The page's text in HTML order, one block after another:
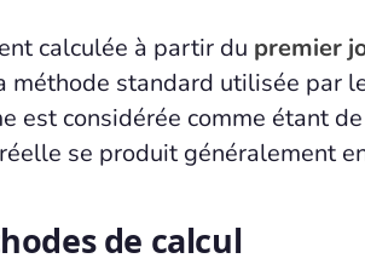
calculée à partir du premier
méthode standard utilisée par
est considérée comme étant de
se produit généralement
de calcul